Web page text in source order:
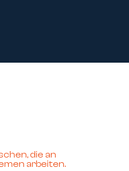
die an
arbeiten.